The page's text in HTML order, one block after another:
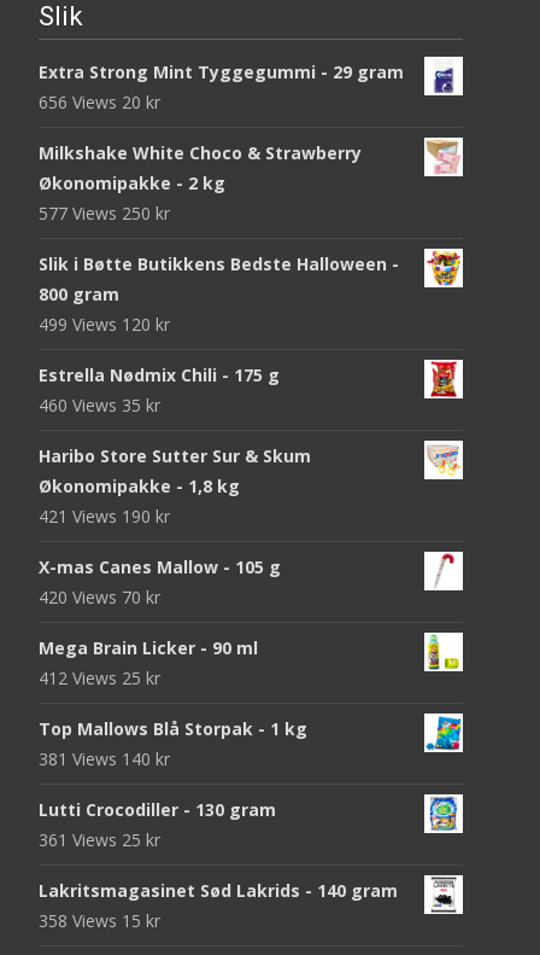
Slik
Extra Strong Mint Tyggegummi - 29 gram
656 Views 20 kr
Milkshake White Choco & Strawberry
Økonomipakke - 2 kg
577 Views 250 kr
Slik i Bøtte Butikkens Bedste Halloween -
800 gram
499 Views 120 kr
Estrella Nødmix Chili - 175 g
460 Views 35 kr
Haribo Store Sutter Sur & Skum
Økonomipakke - 1,8 kg
421 Views 190 kr
X-mas Canes Mallow - 105 g
420 Views 70 kr
Mega Brain Licker - 90 ml
412 Views 25 kr
Top Mallows Blå Storpak - 1 kg
381 Views 140 kr
Lutti Crocodiller - 130 gram
361 Views 25 kr
Lakritsmagasinet Sød Lakrids - 140 gram
358 Views 15 kr